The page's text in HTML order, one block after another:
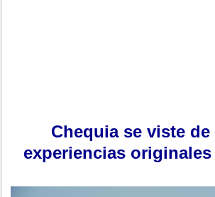
Chequia se viste
experiencias